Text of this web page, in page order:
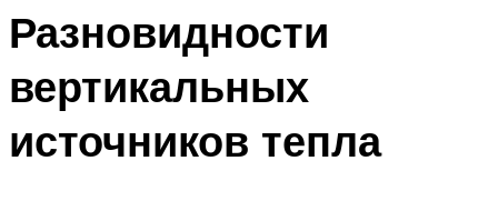
Разновидности
вертикальных
источников тепла